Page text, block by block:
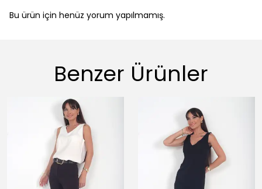
Bu ürün için henüz yorum yapılmamış.
Benzer Ürünler